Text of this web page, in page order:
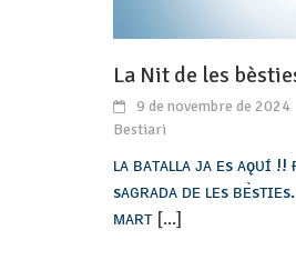
La Nit de les
9 de novembre de 2024
Bestiari
ʟᴀ ʙᴀᴛᴀʟʟᴀ ᴊᴀ ᴇs ᴀǫᴜɪ́
sᴀɢʀᴀᴅᴀ ᴅᴇ ʟᴇs
ᴍᴀʀᴛ [...]